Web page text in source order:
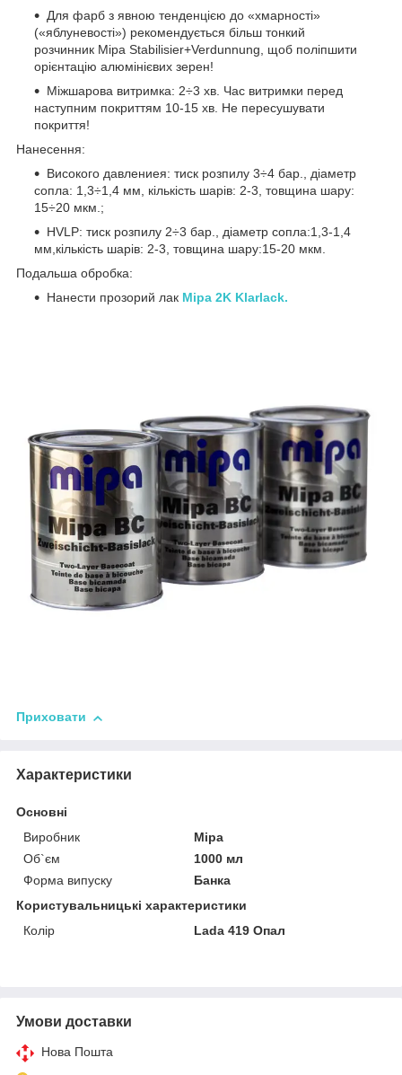
Для фарб з явною тенденцією до «хмарності»
(«яблуневості») рекомендується більш тонкий
розчинник Mipa Stabilisier+Verdunnung, щоб поліпшити
орієнтацію алюмінієвих зерен!
Міжшарова витримка: 2÷3 хв. Час витримки перед
наступним покриттям 10-15 хв. Не пересушувати
покриття!
Нанесення:
Високого давлениея: тиск розпилу 3÷4 бар., діаметр
сопла: 1,3÷1,4 мм, кількість шарів: 2-3, товщина шару:
15÷20 мкм.;
HVLP: тиск розпилу 2÷3 бар., діаметр сопла:1,3-1,4
мм,кількість шарів: 2-3, товщина шару:15-20 мкм.
Подальша обробка:
Нанести прозорий лак Mipa 2K Klarlack.
Приховати
Характеристики
Основні
Виробник
Mipa
Об`єм
1000 мл
Форма випуску
Банка
Користувальницькі характеристики
Колір
Lada 419 Опал
Умови доставки
Нова Пошта